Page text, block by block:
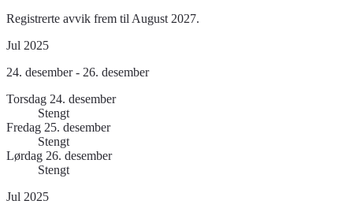
Registrerte avvik frem til August 2027.
Jul 2025
24. desember - 26. desember
Torsdag 24. desember
Stengt
Fredag 25. desember
Stengt
Lørdag 26. desember
Stengt
Jul 2025